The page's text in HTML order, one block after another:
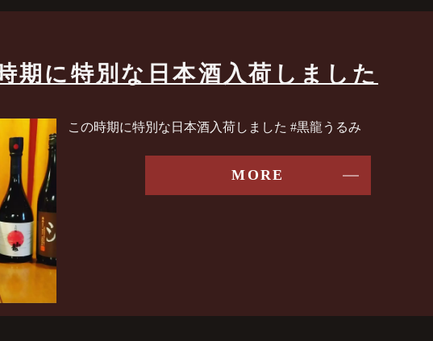
期に特別な日本酒入荷しました️
この時期に特別な日本酒入荷しました️ #黒龍うるみ
MORE